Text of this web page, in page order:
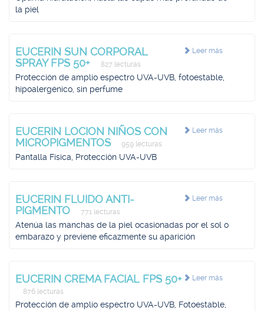
la piel
Leer más
EUCERIN SUN CORPORAL
SPRAY FPS 50+
827 lecturas
Protección de amplio espectro UVA-UVB, fotoestable,
hipoalergénico, sin perfume
Leer más
EUCERIN LOCION NIÑOS CON
MICROPIGMENTOS
959 lecturas
Pantalla Física, Protección UVA-UVB
Leer más
EUCERIN FLUIDO ANTI-
PIGMENTO
771 lecturas
Atenúa las manchas de la piel ocasionadas por el sol o
embarazo y previene eficazmente su aparición
Leer más
EUCERIN CREMA FACIAL FPS 50+
876 lecturas
Protección de amplio espectro UVA-UVB, Fotoestable,